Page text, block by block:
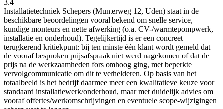
3.4
Installatietechniek Schepers (Munterweg 12, Uden) staat in de
beschikbare beoordelingen vooral bekend om snelle service,
kundige monteurs en nette afwerking (o.a. CV-/warmtepompwerk,
installatie en onderhoud). Tegelijkertijd is er een concreet
terugkerend kritiekpunt: bij ten minste één klant wordt gemeld dat
de vooraf besproken prijsafspraak niet werd nagekomen of dat de
prijs na de werkzaamheden fors omhoog ging, met beperkte
vervolgcommunicatie om dit te verhelderen. Op basis van het
totaalbeeld is het bedrijf daarmee meer een kwalitatieve keuze voor
standaard installatiewerk/onderhoud, maar met duidelijk advies om
vooraf offertes/werkomschrijvingen en eventuele scope-wijzigingen